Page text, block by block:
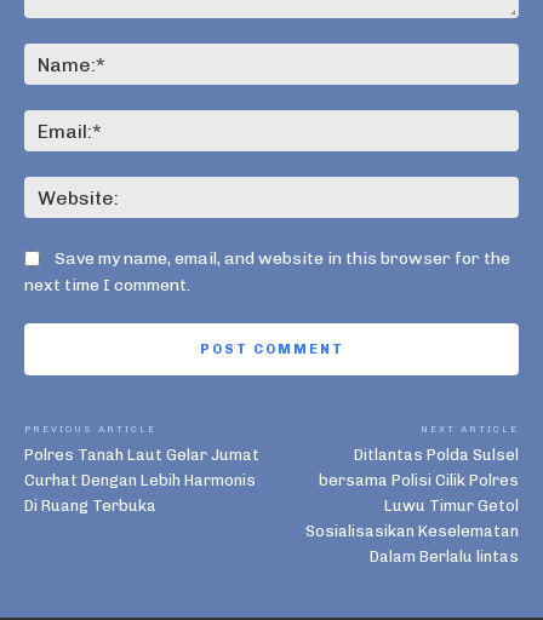
Save my name, email, and website in this browser for the
next time I comment.
PREVIOUS ARTICLE
Polres Tanah Laut Gelar Jumat
Curhat Dengan Lebih Harmonis
Di Ruang Terbuka
NEXT ARTICLE
Ditlantas Polda Sulsel
bersama Polisi Cilik Polres
Luwu Timur Getol
Sosialisasikan Keselematan
Dalam Berlalu lintas